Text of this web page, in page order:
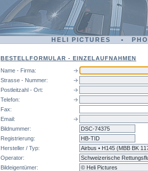
HELI PICTURES •
BESTELLFORMULAR - EINZELAUFNAHMEN
Name - Firma:
Strasse - Nummer:
Postleitzahl - Ort:
Telefon:
Fax:
Email:
Bildnummer:
Registrierung:
Hersteller / Typ:
Operator:
Bildeigentümer: